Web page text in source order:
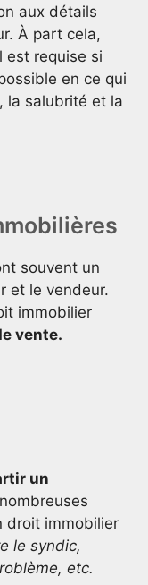
aux détails
À part cela,
est requise si
en ce qui
la salubrité et la
souvent un
et le vendeur.
immobilier
vente.
un
droit immobilier
le syndic,
etc.